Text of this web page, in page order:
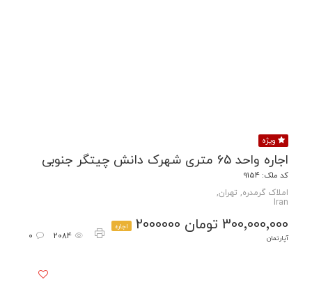
ویژه
اجاره واحد 65 متری شهرک دانش چیتگر جنوبی
کد ملک: 9154
املاک گرمدره, تهران,
Iran
300٬000٬000 تومان 2000000
اجاره
آپارتمان
2084
0